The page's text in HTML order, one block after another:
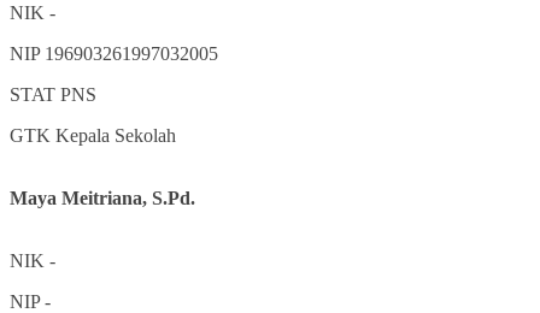
NIK -
NIP 196903261997032005
STAT PNS
GTK Kepala Sekolah
Maya Meitriana, S.Pd.
NIK -
NIP-